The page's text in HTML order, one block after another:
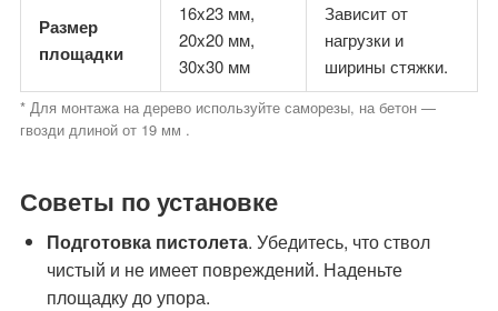
Размер
площадки
16x23 мм,
20x20 мм,
30x30 мм
Зависит от
нагрузки и
ширины стяжки.
* Для монтажа на дерево используйте саморезы, на бетон —
гвозди длиной от 19 мм .
Советы по установке
Подготовка пистолета. Убедитесь, что ствол
чистый и не имеет повреждений. Наденьте
площадку до упора.